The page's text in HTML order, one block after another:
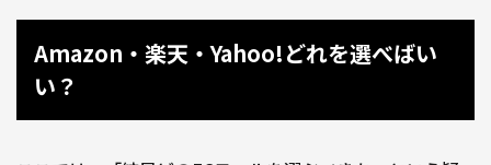
Amazon・楽天・Yahoo!どれを選べばい
い？